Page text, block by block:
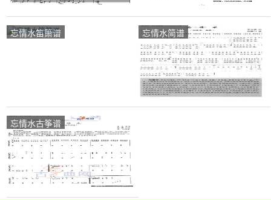
忘情水笛箫谱 忘情水简谱
忘情水古筝谱